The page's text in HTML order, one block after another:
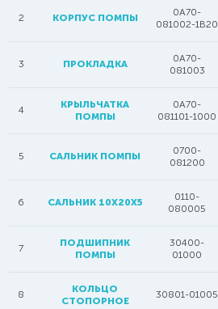
2 КОРПУС ПОМПЫ
0A70-
081002-1B20
3 ПРОКЛАДКА
0A70-
081003
4
КРЫЛЬЧАТКА
ПОМПЫ
0A70-
081101-1000
5 САЛЬНИК ПОМПЫ
0700-
081200
6 САЛЬНИК 10Х20Х5
0110-
080005
7
ПОДШИПНИК
ПОМПЫ
30400-
01000
8
КОЛЬЦО
СТОПОРНОЕ
30801-01005